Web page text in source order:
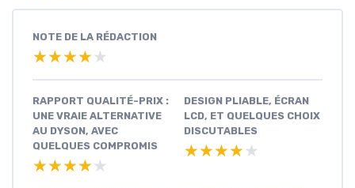
NOTE DE LA RÉDACTION
★★★★★
★★★★★
RAPPORT QUALITÉ-PRIX :
UNE VRAIE ALTERNATIVE
AU DYSON, AVEC
QUELQUES COMPROMIS
★★★★★
★★★★★
DESIGN PLIABLE, ÉCRAN
LCD, ET QUELQUES CHOIX
DISCUTABLES
★★★★★
★★★★★